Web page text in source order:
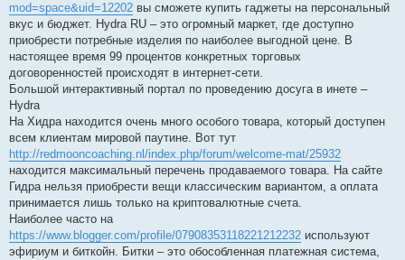
mod=space&uid=12202 вы сможете купить гаджеты на персональный
вкус и бюджет. Hydra RU – это огромный маркет, где доступно
приобрести потребные изделия по наиболее выгодной цене. В
настоящее время 99 процентов конкретных торговых
договоренностей происходят в интернет-сети.
Большой интерактивный портал по проведению досуга в инете –
Hydra
На Хидра находится очень много особого товара, который доступен
всем клиентам мировой паутине. Вот тут
http://redmooncoaching.nl/index.php/forum/welcome-mat/25932
находится максимальный перечень продаваемого товара. На сайте
Гидра нельзя приобрести вещи классическим вариантом, а оплата
принимается лишь только на криптовалютные счета.
Наиболее часто на
https://www.blogger.com/profile/07908353118221212232 используют
эфириум и биткойн. Битки – это обособленная платежная система,